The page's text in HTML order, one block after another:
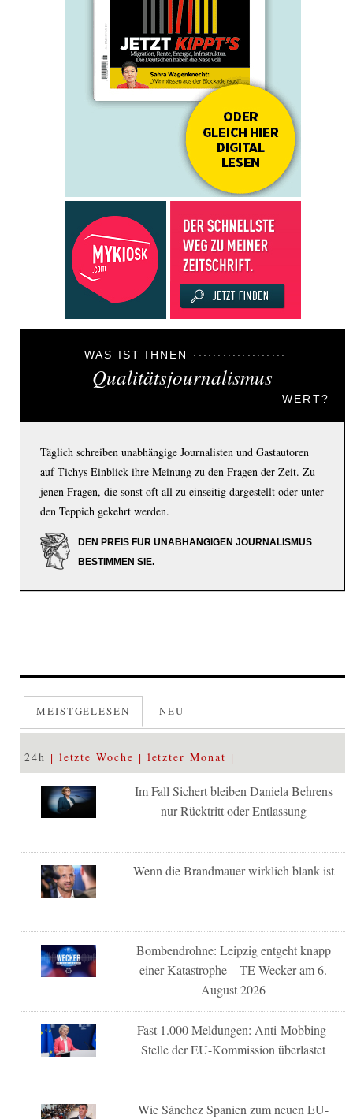
WAS IST IHNEN
Qualitätsjournalismus
WERT?
Täglich schreiben unabhängige Journalisten und Gastautoren
auf Tichys Einblick ihre Meinung zu den Fragen der Zeit. Zu
jenen Fragen, die sonst oft all zu einseitig dargestellt oder unter
den Teppich gekehrt werden.
DEN PREIS FÜR UNABHÄNGIGEN JOURNALISMUS
BESTIMMEN SIE.
MEISTGELESEN NEU
24h letzte Woche letzter Monat
Im Fall Sichert bleiben Daniela Behrens
nur Rücktritt oder Entlassung
Wenn die Brandmauer wirklich blank ist
Bombendrohne: Leipzig entgeht knapp
einer Katastrophe – TE-Wecker am 6.
August 2026
Fast 1.000 Meldungen: Anti-Mobbing-
Stelle der EU-Kommission überlastet
Wie Sánchez Spanien zum neuen EU-